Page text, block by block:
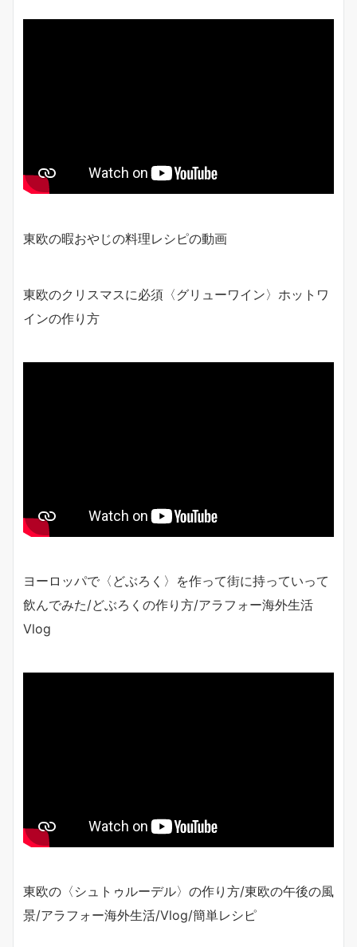
東欧の暇おやじの料理レシピの動画
東欧のクリスマスに必須〈グリューワイン〉ホットワ
インの作り方
ヨーロッパで〈どぶろく〉を作って街に持っていって
飲んでみた/どぶろくの作り方/アラフォー海外生活
Vlog
東欧の〈シュトゥルーデル〉の作り方/東欧の午後の風
景/アラフォー海外生活/Vlog/簡単レシピ